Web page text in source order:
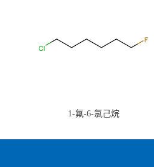
1-氟-6-氯己烷